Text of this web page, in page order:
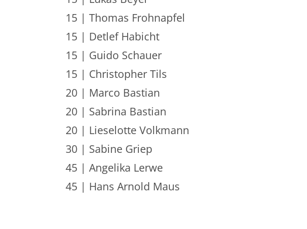
15 | Thomas Frohnapfel
15 | Detlef Habicht
15 | Guido Schauer
15 | Christopher Tils
20 | Marco Bastian
20 | Sabrina Bastian
20 | Lieselotte Volkmann
30 | Sabine Griep
45 | Angelika Lerwe
45 | Hans Arnold Maus